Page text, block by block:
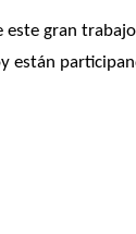
este gran
están